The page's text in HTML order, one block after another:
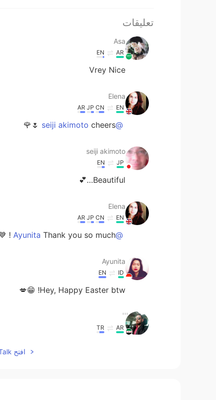
تعليقات
Asa
AR
EN
Vrey Nice
Elena
EN
CN
JP
AR
@seiji akimoto
cheers 🌷🌹
seiji akimoto
JP
EN
Beautiful…💕
Elena
EN
CN
JP
AR
@Ayunita
Thank you so much ! 💙🌟
Ayunita
ID
EN
Hey, Happy Easter btw! 😁💋
ٰ ٰ ٰ
AR
TR
افتح HelloTalk للانضمام الى المحادثة